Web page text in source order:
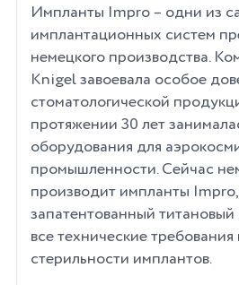
Импланты Impro – одни из
имплантационных систем
немецкого производства.
Knigel завоевала особое
стоматологической
протяжении 30 лет
оборудования для
промышленности. Сейчас
производит импланты
запатентованный
все технические требования
стерильности имплантов.